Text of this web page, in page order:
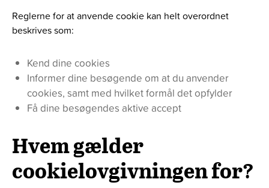
Reglerne for at anvende cookie kan helt overordnet
beskrives som:
Kend dine cookies
Informer dine besøgende om at du anvender
cookies, samt med hvilket formål det opfylder
Få dine besøgendes aktive accept
Hvem gælder
cookielovgivningen for?